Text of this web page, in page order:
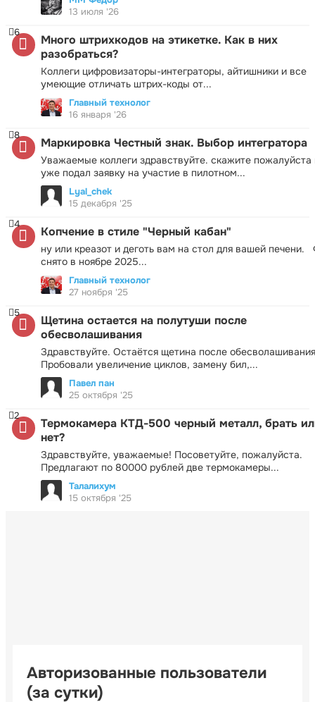
13 июля '26
Много штрихкодов на этикетке. Как в них
разобраться?
Коллеги цифровизаторы-интеграторы, айтишники и все
умеющие отличать штрих-коды от...
6
Главный технолог
16 января '26
Маркировка Честный знак. Выбор интегратора
Уважаемые коллеги здравствуйте. скажите пожалуйста
уже подал заявку на участие в пилотном...
8
Lyal_chek
15 декабря '25
Копчение в стиле "Черный кабан"
ну или креазот и деготь вам на стол для вашей печени.
снято в ноябре 2025...
4
Главный технолог
27 ноября '25
Щетина остается на полутуши после
обесволашивания
Здравствуйте. Остаётся щетина после
Пробовали увеличение циклов, замену бил,...
5
Павел пан
25 октября '25
Термокамера КТД-500 черный металл, брать
нет?
Здравствуйте, уважаемые! Посоветуйте, пожалуйста.
Предлагают по 80000 рублей две термокамеры...
2
Талалихум
15 октября '25
Авторизованные пользователи
(за сутки)